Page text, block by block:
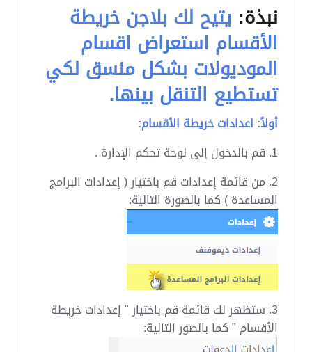
نبذة: يتيح لك بلاجن خريطة
الأقسام استعراض اقسام
الموديولات بشكل منسق لكي
تستطيع التنقل بينها.
أولاً: اعدادات خريطة الأقسام:
1. قم بالدخول إلى لوحة تحكم الإدارة .
2. من قائمة إعدادات قم باختيار ( إعدادات البرامج
المساعدة ) كما بالصورة التالية:
3. ستظهر لك قائمة قم باختيار " إعدادات خريطة
الأقسام " كما بالصور التالية: